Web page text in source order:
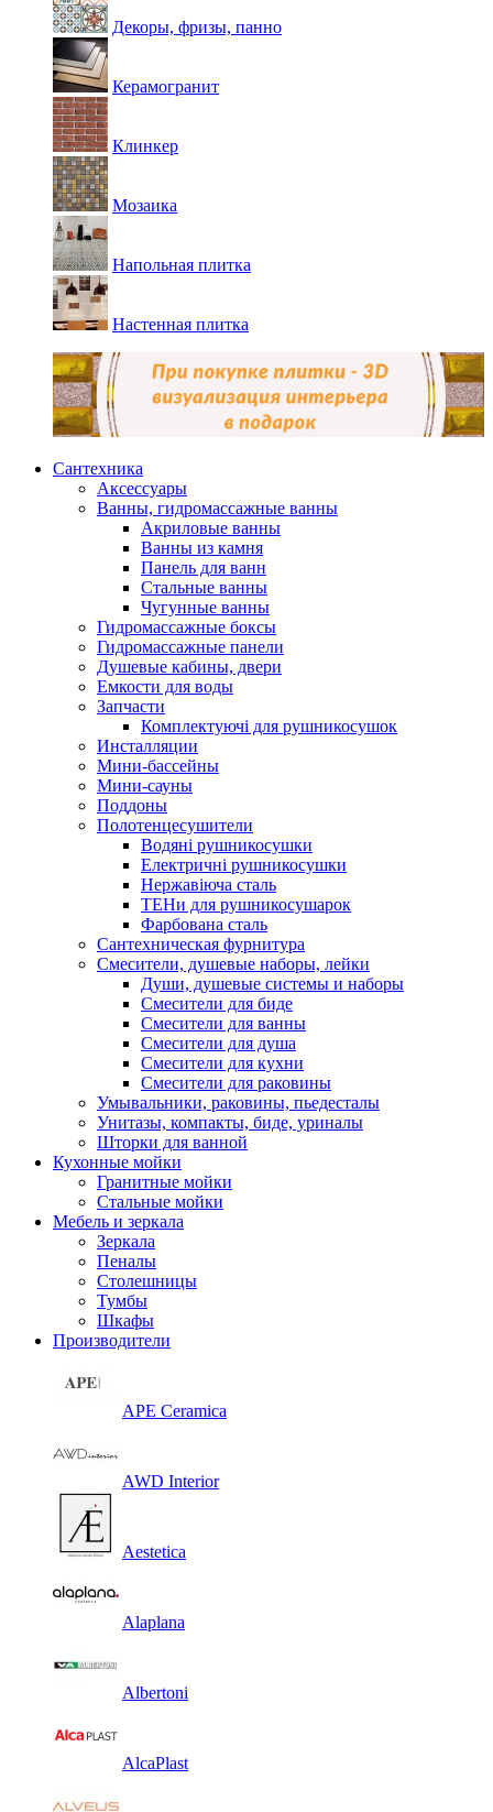
Декоры, фризы, панно
Керамогранит
Клинкер
Мозаика
Напольная плитка
Настенная плитка
Сантехника
Аксессуары
Ванны, гидромассажные ванны
Акриловые ванны
Ванны из камня
Панель для ванн
Стальные ванны
Чугунные ванны
Гидромассажные боксы
Гидромассажные панели
Душевые кабины, двери
Емкости для воды
Запчасти
Комплектуючі для рушникосушок
Инсталляции
Мини-бассейны
Мини-сауны
Поддоны
Полотенцесушители
Водяні рушникосушки
Електричні рушникосушки
Нержавіюча сталь
ТЕНи для рушникосушарок
Фарбована сталь
Сантехническая фурнитура
Смесители, душевые наборы, лейки
Души, душевые системы и наборы
Смесители для биде
Смесители для ванны
Смесители для душа
Смесители для кухни
Смесители для раковины
Умывальники, раковины, пьедесталы
Унитазы, компакты, биде, уриналы
Шторки для ванной
Кухонные мойки
Гранитные мойки
Стальные мойки
Мебель и зеркала
Зеркала
Пеналы
Столешницы
Тумбы
Шкафы
Производители
APE Ceramica
AWD Interior
Aestetica
Alaplana
Albertoni
AlcaPlast